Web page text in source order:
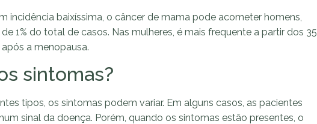
incidência baixíssima, o câncer de mama pode acometer homens,
1% do total de casos. Nas mulheres, é mais frequente a partir dos 35
a menopausa.
sintomas?
tipos, os sintomas podem variar. Em alguns casos, as pacientes
sinal da doença. Porém, quando os sintomas estão presentes, o